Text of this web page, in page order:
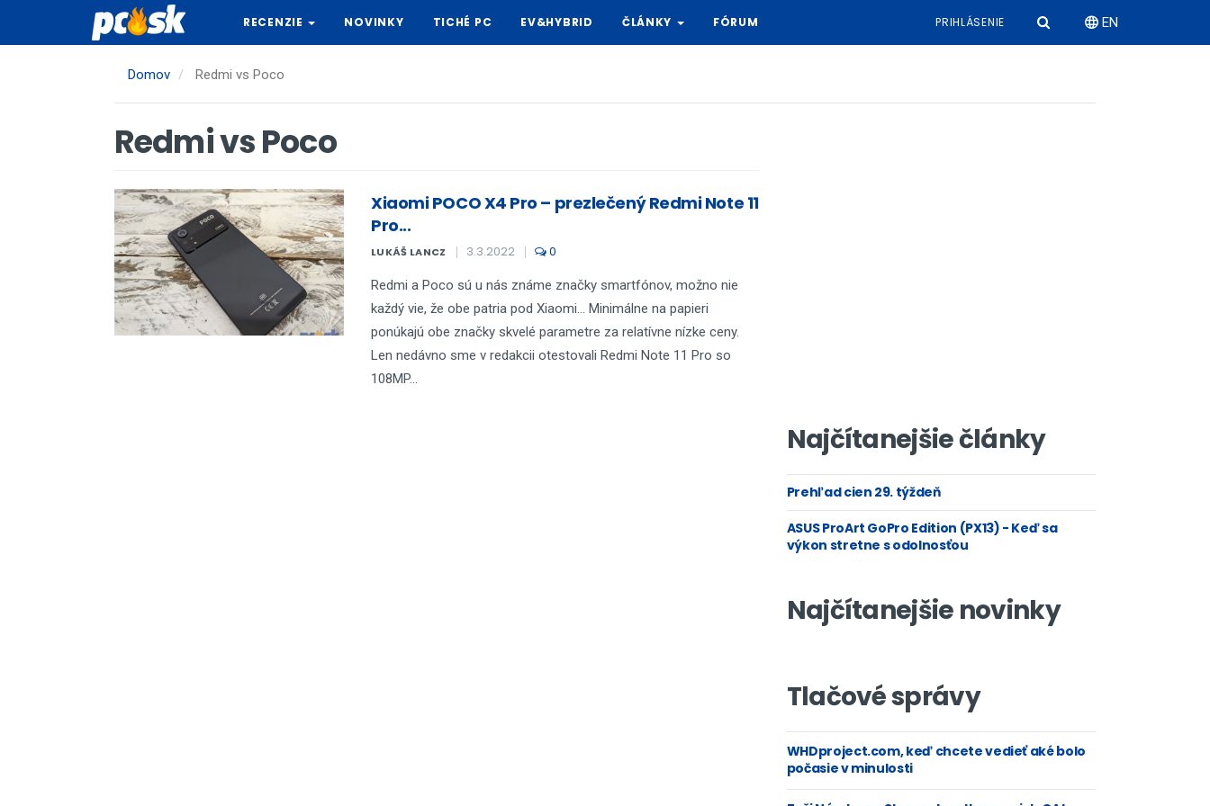
hlavný
RECENZIE NOVINKY TICHÉ PC EV&HYBRID ČLÁNKY FÓRUM PRIHLÁSENIE EN
Domov Redmi vs Poco
Redmi vs Poco
Xiaomi POCO X4 Pro – prezlečený Redmi Note 11
Pro...
LUKÁŠ LANCZ 3.3.2022 0
Redmi a Poco sú u nás známe značky smartfónov, možno nie
každý vie, že obe patria pod Xiaomi... Minimálne na papieri
ponúkajú obe značky skvelé parametre za relatívne nízke ceny.
Len nedávno sme v redakcii otestovali Redmi Note 11 Pro so
108MP...
Najčítanejšie články
Prehľad cien 29. týždeň
ASUS ProArt GoPro Edition (PX13) - Keď sa
výkon stretne s odolnosťou
Najčítanejšie novinky
Tlačové správy
WHDproject.com, keď chcete vedieť aké bolo
počasie v minulosti